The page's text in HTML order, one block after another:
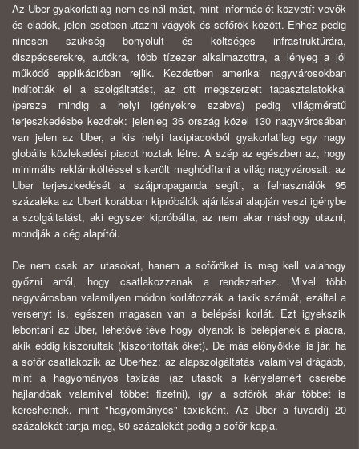
Az Uber gyakorlatilag nem csinál mást, mint információt közvetít vevők
és eladók, jelen esetben utazni vágyók és sofőrök között. Ehhez pedig
nincsen szükség bonyolult és költséges infrastruktúrára,
diszpécserekre, autókra, több tízezer alkalmazottra, a lényeg a jól
működő applikációban rejlik. Kezdetben amerikai nagyvárosokban
indították el a szolgáltatást, az ott megszerzett tapasztalatokkal
(persze mindig a helyi igényekre szabva) pedig világméretű
terjeszkedésbe kezdtek: jelenleg 36 ország közel 130 nagyvárosában
van jelen az Uber, a kis helyi taxipiacokból gyakorlatilag egy nagy
globális közlekedési piacot hoztak létre. A szép az egészben az, hogy
minimális reklámköltéssel sikerült meghódítani a világ nagyvárosait: az
Uber terjeszkedését a szájpropaganda segíti, a felhasználók 95
százaléka az Ubert korábban kipróbálók ajánlásai alapján veszi igénybe
a szolgáltatást, aki egyszer kipróbálta, az nem akar máshogy utazni,
mondják a cég alapítói.
De nem csak az utasokat, hanem a sofőröket is meg kell valahogy
győzni arról, hogy csatlakozzanak a rendszerhez. Mivel több
nagyvárosban valamilyen módon korlátozzák a taxik számát, ezáltal a
versenyt is, egészen magasan van a belépési korlát. Ezt igyekszik
lebontani az Uber, lehetővé téve hogy olyanok is belépjenek a piacra,
akik eddig kiszorultak (kiszorították őket). De más előnyökkel is jár, ha
a sofőr csatlakozik az Uberhez: az alapszolgáltatás valamivel drágább,
mint a hagyományos taxizás (az utasok a kényelemért cserébe
hajlandóak valamivel többet fizetni), így a sofőrök akár többet is
kereshetnek, mint "hagyományos" taxisként. Az Uber a fuvardíj 20
százalékát tartja meg, 80 százalékát pedig a sofőr kapja.